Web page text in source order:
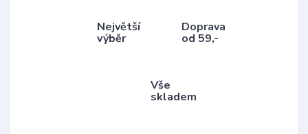
Největší
výběr
Doprava
od 59,-
Vše
skladem